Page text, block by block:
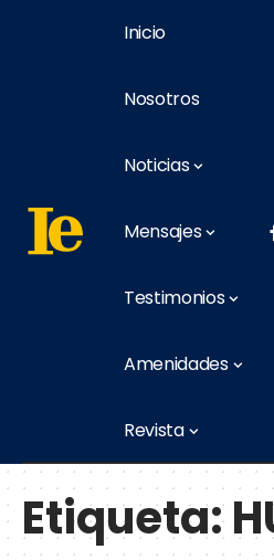
Inicio
Nosotros
Noticias
Mensajes
Testimonios
Amenidades
Revista
Etiqueta: